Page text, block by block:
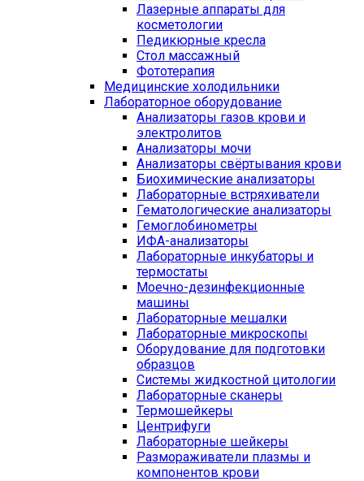
Лазерные аппараты для
косметологии
Педикюрные кресла
Стол массажный
Фототерапия
Медицинские холодильники
Лабораторное оборудование
Анализаторы газов крови и
электролитов
Анализаторы мочи
Анализаторы свёртывания крови
Биохимические анализаторы
Лабораторные встряхиватели
Гематологические анализаторы
Гемоглобинометры
ИФА-анализаторы
Лабораторные инкубаторы и
термостаты
Моечно-дезинфекционные
машины
Лабораторные мешалки
Лабораторные микроскопы
Оборудование для подготовки
образцов
Системы жидкостной цитологии
Лабораторные сканеры
Термошейкеры
Центрифуги
Лабораторные шейкеры
Размораживатели плазмы и
компонентов крови